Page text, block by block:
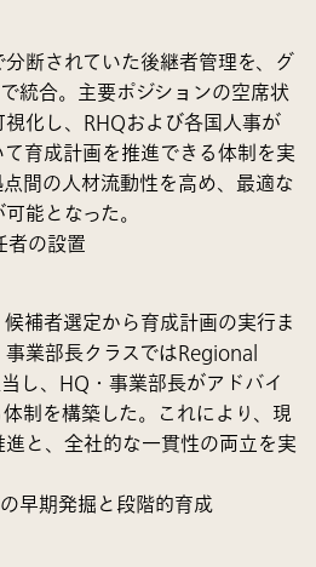
断されていた後継者管理を、グ
統合。主要ポジションの空席状
化し、RHQおよび各国人事が
育成計画を推進できる体制を実
間の人材流動性を高め、最適な
能となった。
者の設置
補者選定から育成計画の実行ま
業部長クラスではRegional
し、HQ・事業部長がアドバイ
制を構築した。これにより、現
と、全社的な一貫性の両立を実
早期発掘と段階的育成